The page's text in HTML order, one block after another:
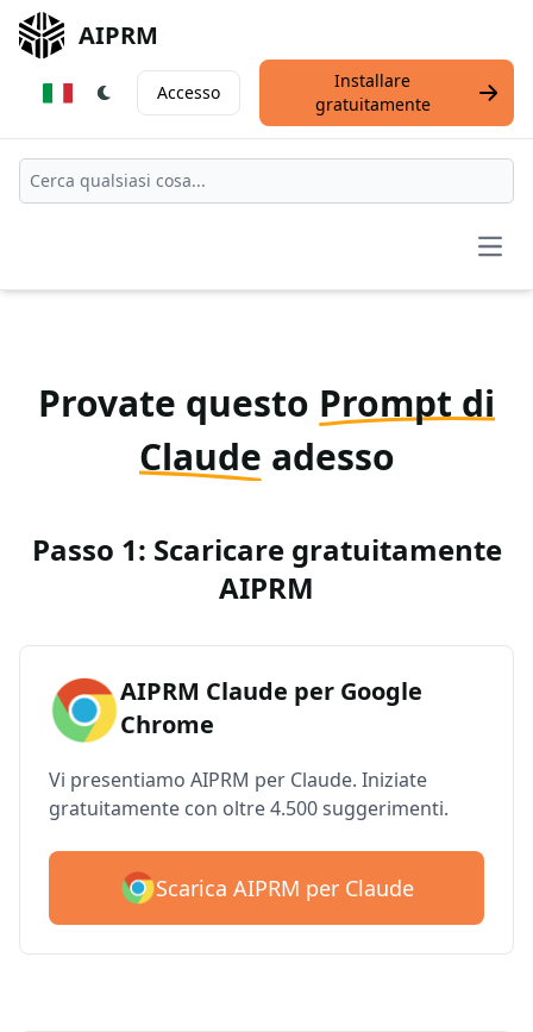
AIPRM
Accesso
Installare
gratuitamente
Provate questo Prompt di
Claude adesso
Passo 1: Scaricare gratuitamente
AIPRM
AIPRM Claude per Google
Chrome
Vi presentiamo AIPRM per Claude. Iniziate
gratuitamente con oltre 4.500 suggerimenti.
Scarica AIPRM per Claude